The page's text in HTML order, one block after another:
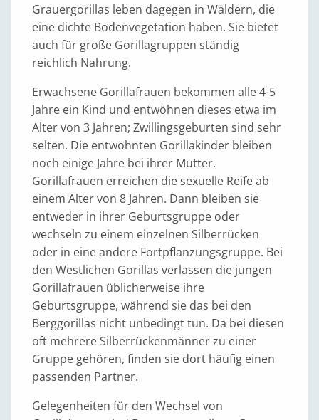
Grauergorillas leben dagegen in Wäldern, die
eine dichte Bodenvegetation haben. Sie bietet
auch für große Gorillagruppen ständig
reichlich Nahrung.
Erwachsene Gorillafrauen bekommen alle 4-5
Jahre ein Kind und entwöhnen dieses etwa im
Alter von 3 Jahren; Zwillingsgeburten sind sehr
selten. Die entwöhnten Gorillakinder bleiben
noch einige Jahre bei ihrer Mutter.
Gorillafrauen erreichen die sexuelle Reife ab
einem Alter von 8 Jahren. Dann bleiben sie
entweder in ihrer Geburtsgruppe oder
wechseln zu einem einzelnen Silberrücken
oder in eine andere Fortpflanzungsgruppe. Bei
den Westlichen Gorillas verlassen die jungen
Gorillafrauen üblicherweise ihre
Geburtsgruppe, während sie das bei den
Berggorillas nicht unbedingt tun. Da bei diesen
oft mehrere Silberrückenmänner zu einer
Gruppe gehören, finden sie dort häufig einen
passenden Partner.
Gelegenheiten für den Wechsel von